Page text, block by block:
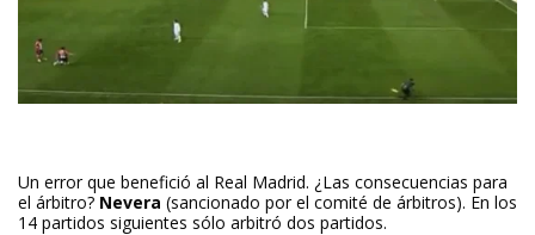
Un error que benefició al Real Madrid. ¿Las consecuencias para
el árbitro? Nevera (sancionado por el comité de árbitros). En los
14 partidos siguientes sólo arbitró dos partidos.